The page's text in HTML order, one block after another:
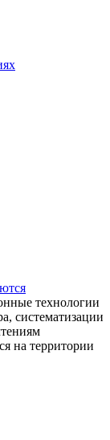
технологии
систематизации
на территории